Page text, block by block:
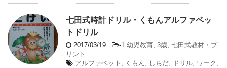
七田式時計ドリル・くもんアルファベッ
トドリル
2017/03/19 -1.幼児教育, 3歳, 七田式教材・プ
リント
アルファベット , くもん, しちだ, ドリル, ワーク ,